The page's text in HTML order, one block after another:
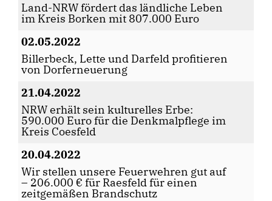
Land-NRW fördert das ländliche Leben
im Kreis Borken mit 807.000 Euro
02.05.2022
Billerbeck, Lette und Darfeld profitieren
von Dorferneuerung
21.04.2022
NRW erhält sein kulturelles Erbe:
590.000 Euro für die Denkmalpflege im
Kreis Coesfeld
20.04.2022
Wir stellen unsere Feuerwehren gut auf
– 206.000 € für Raesfeld für einen
zeitgemäßen Brandschutz